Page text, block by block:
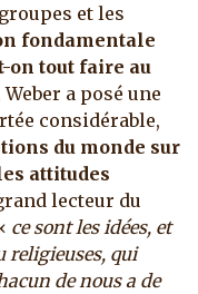
et les
fondamentale
on tout faire au
a posé une
considérable,
du monde sur
attitudes
lecteur du
ce sont les idées, et
religieuses, qui
de nous a de